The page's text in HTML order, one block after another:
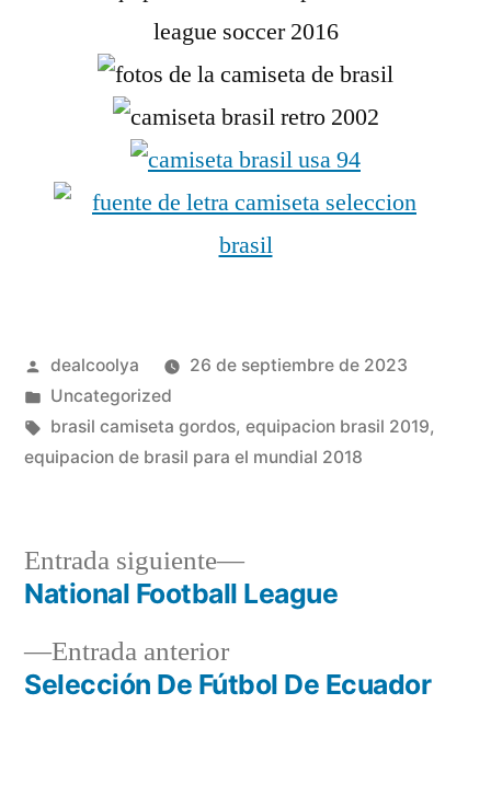
Publicado
por
dealcoolya
26 de septiembre de 2023
Publicado
en
Uncategorized
Etiquetas:
brasil camiseta gordos, equipacion brasil 2019,
equipacion de brasil para el mundial 2018
Navegación
deEntrada anteriorEntrada
anterior:
Selección De Fútbol De Ecuador
Entrada siguiente
Entrada
siguiente:
National Football League